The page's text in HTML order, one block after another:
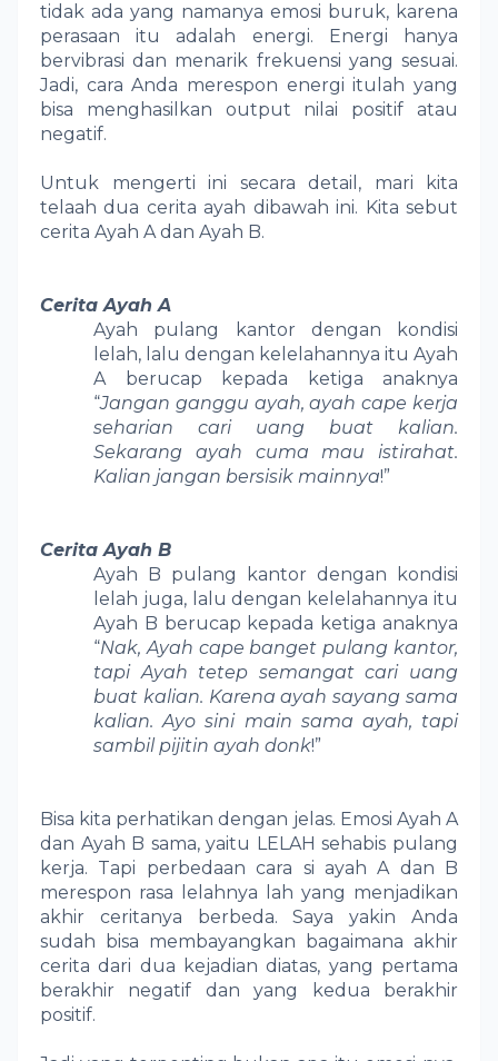
tidak ada yang namanya emosi buruk, karena
perasaan itu adalah energi. Energi hanya
bervibrasi dan menarik frekuensi yang sesuai.
Jadi, cara Anda merespon energi itulah yang
bisa menghasilkan output nilai positif atau
negatif.
Untuk mengerti ini secara detail, mari kita
telaah dua cerita ayah dibawah ini. Kita sebut
cerita Ayah A dan Ayah B.
Cerita Ayah A
Ayah pulang kantor dengan kondisi
lelah, lalu dengan kelelahannya itu Ayah
A berucap kepada ketiga anaknya
“Jangan ganggu ayah, ayah cape kerja
seharian cari uang buat kalian.
Sekarang ayah cuma mau istirahat.
Kalian jangan bersisik mainnya!”
Cerita Ayah B
Ayah B pulang kantor dengan kondisi
lelah juga, lalu dengan kelelahannya itu
Ayah B berucap kepada ketiga anaknya
“Nak, Ayah cape banget pulang kantor,
tapi Ayah tetep semangat cari uang
buat kalian. Karena ayah sayang sama
kalian. Ayo sini main sama ayah, tapi
sambil pijitin ayah donk!”
Bisa kita perhatikan dengan jelas. Emosi Ayah A
dan Ayah B sama, yaitu LELAH sehabis pulang
kerja. Tapi perbedaan cara si ayah A dan B
merespon rasa lelahnya lah yang menjadikan
akhir ceritanya berbeda. Saya yakin Anda
sudah bisa membayangkan bagaimana akhir
cerita dari dua kejadian diatas, yang pertama
berakhir negatif dan yang kedua berakhir
positif.